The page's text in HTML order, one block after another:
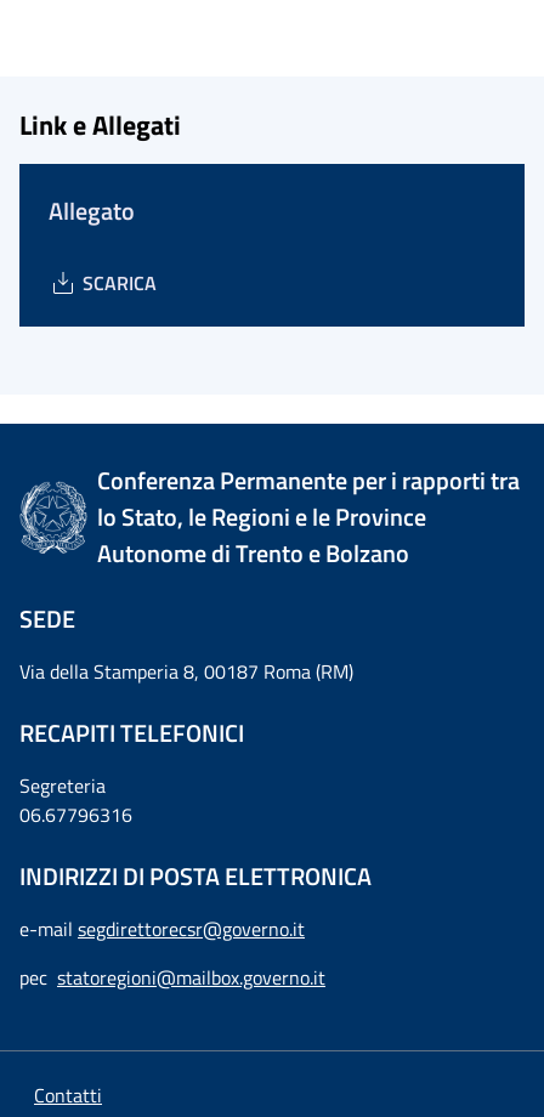
Link e Allegati
Allegato
SCARICA
Conferenza Permanente per i rapporti tra
lo Stato, le Regioni e le Province
Autonome di Trento e Bolzano
SEDE
Via della Stamperia 8, 00187 Roma (RM)
RECAPITI TELEFONICI
Segreteria
06.67796316
INDIRIZZI DI POSTA ELETTRONICA
e-mail segdirettorecsr@governo.it
pec statoregioni@mailbox.governo.it
Contatti